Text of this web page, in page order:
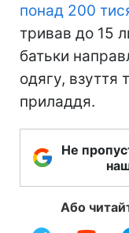
понад 200
тривав до 15
батьки
одягу, взуття
приладдя.
Не
Або